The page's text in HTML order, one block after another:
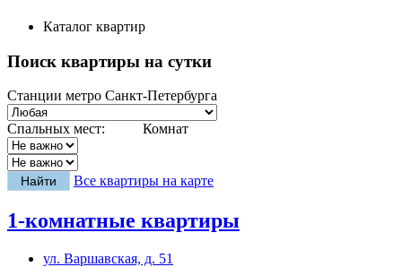
Каталог квартир
Поиск квартиры на сутки
Станции метро Санкт-Петербурга
Спальных мест: Комнат
Все квартиры на карте
1-комнатные квартиры
ул. Варшавская, д. 51